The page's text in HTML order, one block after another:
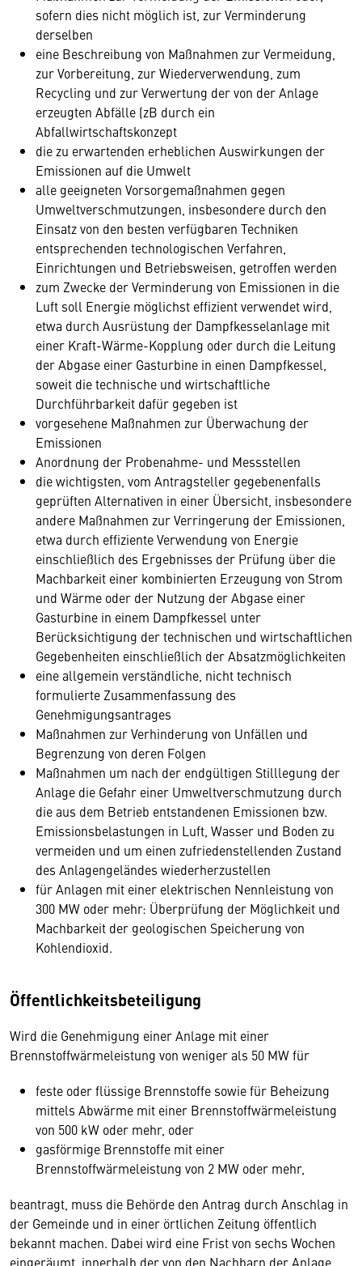
sofern dies nicht möglich ist, zur Verminderung
derselben
eine Beschreibung von Maßnahmen zur Vermeidung,
zur Vorbereitung, zur Wiederverwendung, zum
Recycling und zur Verwertung der von der Anlage
erzeugten Abfälle (zB durch ein
Abfallwirtschaftskonzept
die zu erwartenden erheblichen Auswirkungen der
Emissionen auf die Umwelt
alle geeigneten Vorsorgemaßnahmen gegen
Umweltverschmutzungen, insbesondere durch den
Einsatz von den besten verfügbaren Techniken
entsprechenden technologischen Verfahren,
Einrichtungen und Betriebsweisen, getroffen werden
zum Zwecke der Verminderung von Emissionen in die
Luft soll Energie möglichst effizient verwendet wird,
etwa durch Ausrüstung der Dampfkesselanlage mit
einer Kraft-Wärme-Kopplung oder durch die Leitung
der Abgase einer Gasturbine in einen Dampfkessel,
soweit die technische und wirtschaftliche
Durchführbarkeit dafür gegeben ist
vorgesehene Maßnahmen zur Überwachung der
Emissionen
Anordnung der Probenahme- und Messstellen
die wichtigsten, vom Antragsteller gegebenenfalls
geprüften Alternativen in einer Übersicht, insbesondere
andere Maßnahmen zur Verringerung der Emissionen,
etwa durch effiziente Verwendung von Energie
einschließlich des Ergebnisses der Prüfung über die
Machbarkeit einer kombinierten Erzeugung von Strom
und Wärme oder der Nutzung der Abgase einer
Gasturbine in einem Dampfkessel unter
Berücksichtigung der technischen und wirtschaftlichen
Gegebenheiten einschließlich der Absatzmöglichkeiten
eine allgemein verständliche, nicht technisch
formulierte Zusammenfassung des
Genehmigungsantrages
Maßnahmen zur Verhinderung von Unfällen und
Begrenzung von deren Folgen
Maßnahmen um nach der endgültigen Stilllegung der
Anlage die Gefahr einer Umweltverschmutzung durch
die aus dem Betrieb entstandenen Emissionen bzw.
Emissionsbelastungen in Luft, Wasser und Boden zu
vermeiden und um einen zufriedenstellenden Zustand
des Anlagengeländes wiederherzustellen
für Anlagen mit einer elektrischen Nennleistung von
300 MW oder mehr: Überprüfung der Möglichkeit und
Machbarkeit der geologischen Speicherung von
Kohlendioxid.
Öffentlichkeitsbeteiligung
Wird die Genehmigung einer Anlage mit einer
Brennstoffwärmeleistung von weniger als 50 MW für
feste oder flüssige Brennstoffe sowie für Beheizung
mittels Abwärme mit einer Brennstoffwärmeleistung
von 500 kW oder mehr, oder
gasförmige Brennstoffe mit einer
Brennstoffwärmeleistung von 2 MW oder mehr,
beantragt, muss die Behörde den Antrag durch Anschlag in
der Gemeinde und in einer örtlichen Zeitung öffentlich
bekannt machen. Dabei wird eine Frist von sechs Wochen
eingeräumt, innerhalb der von den Nachbarn der Anlage